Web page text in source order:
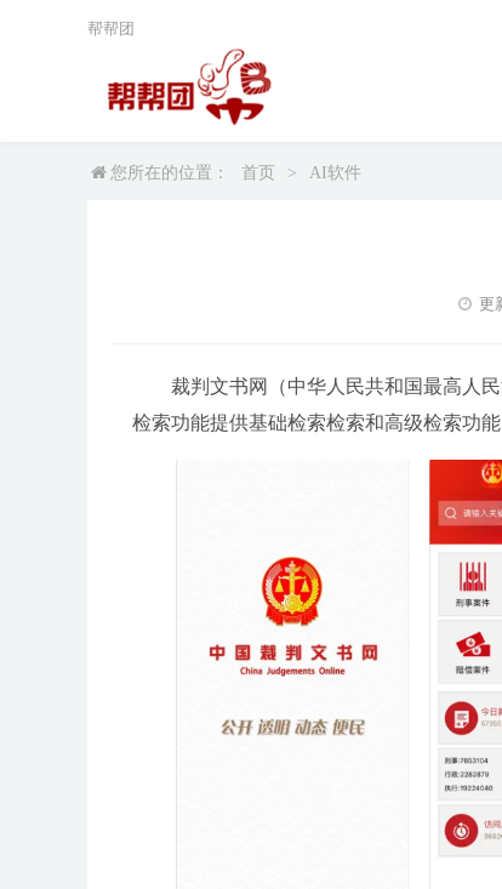
帮帮团
您所在的位置： 首页 > AI软件
更
裁判文书网（中华人民共和国最高人
检索功能提供基础检索检索和高级检索功